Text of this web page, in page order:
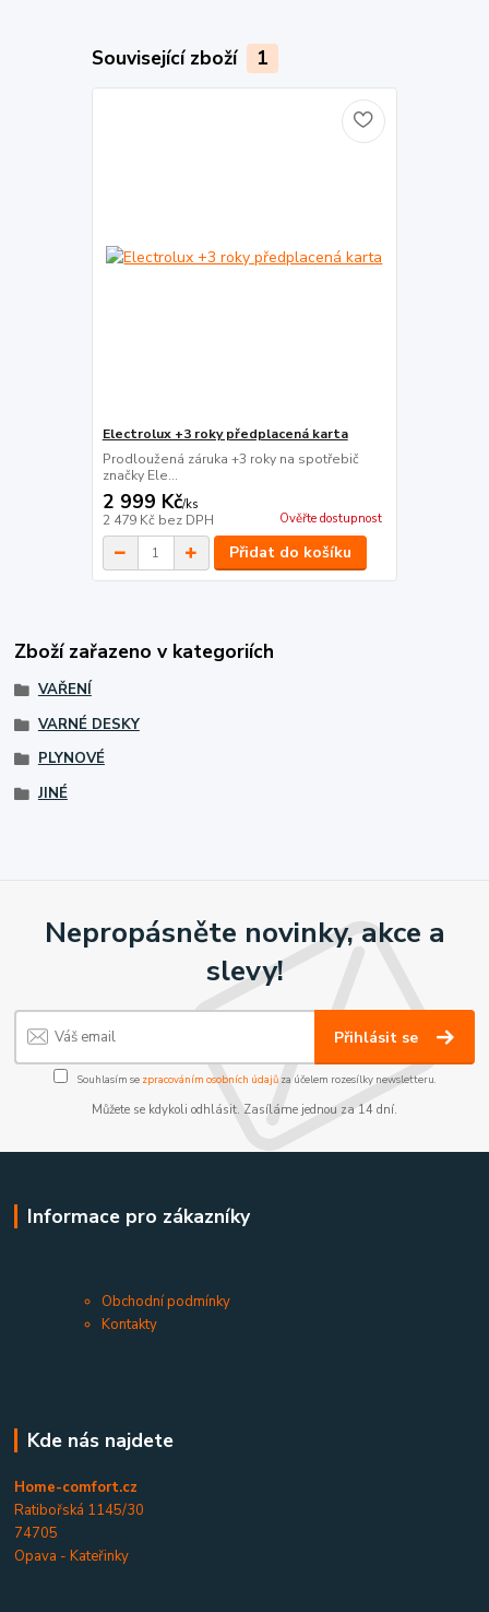
Související zboží 1
Electrolux +3 roky předplacená karta
Prodloužená záruka +3 roky na spotřebič
značky Ele...
2 999 Kč/ks
2 479 Kč bez DPH Ověřte dostupnost
Přidat do košíku
Zboží zařazeno v kategoriích
VAŘENÍ
VARNÉ DESKY
PLYNOVÉ
JINÉ
Nepropásněte novinky, akce a
slevy!
Přihlásit se
Souhlasím se zpracováním osobních údajůza účelem rozesílky newsletteru.
Můžete se kdykoli odhlásit. Zasíláme jednou za 14 dní.
Informace pro zákazníky
Obchodní podmínky
Kontakty
Kde nás najdete
Home-comfort.cz
Ratibořská 1145/30
74705
Opava - Kateřinky